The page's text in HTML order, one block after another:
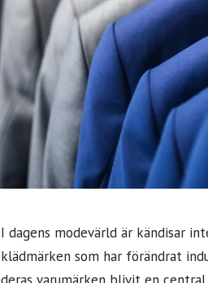
I dagens modevärld är kändisar
klädmärken som har förändrat